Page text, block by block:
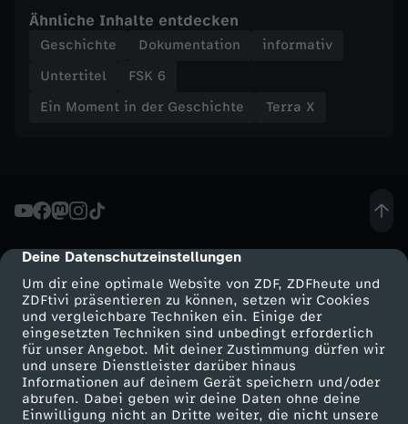
cmp-dialog-description
Deine Datenschutzeinstellungen
Um dir eine optimale Website von ZDF, ZDFheute und
ZDFtivi präsentieren zu können, setzen wir Cookies
und vergleichbare Techniken ein. Einige der
eingesetzten Techniken sind unbedingt erforderlich
für unser Angebot. Mit deiner Zustimmung dürfen wir
und unsere Dienstleister darüber hinaus
Informationen auf deinem Gerät speichern und/oder
abrufen. Dabei geben wir deine Daten ohne deine
Einwilligung nicht an Dritte weiter, die nicht unsere
r
s
c
l
c
h
t
b
Ähnliche Inhalte entdecken
Geschichte Dokumentation
informativ
Untertitel
FSK 6
Ein Moment in der Geschichte
Terra X
Mehr ZDF
ZDF-Apps
Service
ZDFmitreden